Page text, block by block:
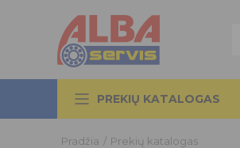
PREKIŲ KATALOGAS
Pradžia / Prekių katalogas